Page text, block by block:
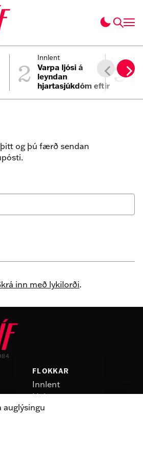
2 Innlent
Varpa ljósi á
leyndan
hjartasjúkdóm eftir 3
og þú færð sendan
inn með lykilorði.
FLOKKAR
Innlent
Heimur
Slúður
auglýsingu